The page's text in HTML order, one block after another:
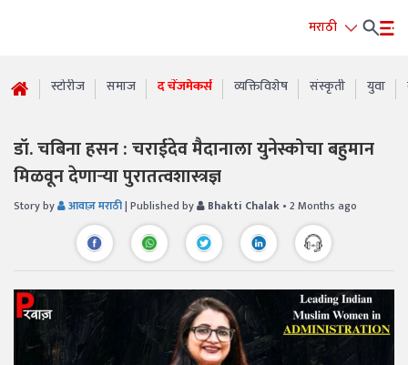
मराठी
स्टोरीज समाज द चेंजमेकर्स व्यक्तिविशेष संस्कृती युवा
डॉ. चबिना हसन : चराईदेव मैदानाला युनेस्कोचा बहुमान
मिळवून देणाऱ्या पुरातत्वशास्त्रज्ञ
Story by आवाज़ मराठी| Published by Bhakti Chalak • 2 Months ago